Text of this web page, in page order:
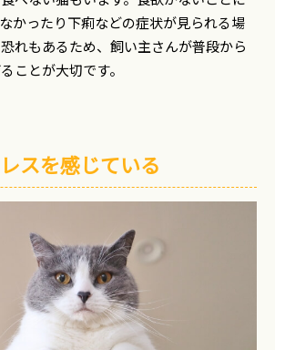
かったり下痢などの症状が見られる場
れもあるため、飼い主さんが普段から
ことが大切です。
スを感じている